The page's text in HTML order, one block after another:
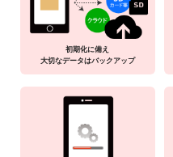
初期化に備え
大切なデータはバックアップ